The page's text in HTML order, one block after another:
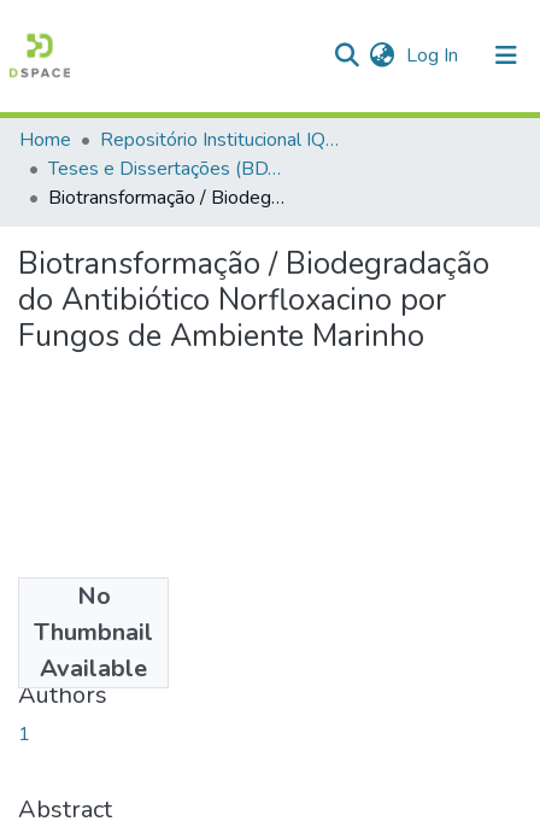
Log In (current)
Communities & Collections
All of DSpace
Statistics
Home
Repositório Institucional IQSC
Teses e Dissertações (BDTD USP)
Biotransformação / Biodegradação do Antibiótico Norfloxacino por Fungos de Ambiente Marinho
Biotransformação / Biodegradação
do Antibiótico Norfloxacino por
Fungos de Ambiente Marinho
No
Thumbnail
Available
2018-11-20
Authors
1
Abstract